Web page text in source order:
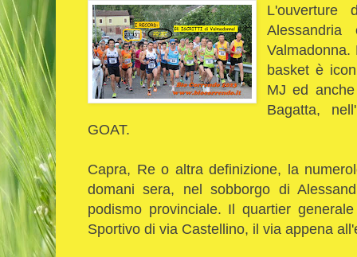
Valmadonna.
basket è
MJ ed
Bagatta,
GOAT.
Capra, Re o altra definizione, la
domani sera, nel sobborgo di
podismo provinciale. Il quartier
Sportivo di via Castellino, il via appena